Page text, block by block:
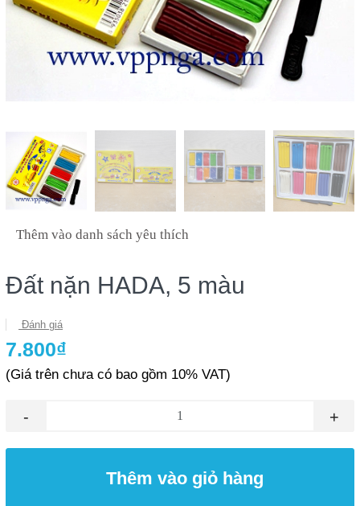
Thêm vào danh sách yêu thích
Đất nặn HADA, 5 màu
Đánh giá
7.800₫
(Giá trên chưa có bao gồm 10% VAT)
- +
Thêm vào giỏ hàng